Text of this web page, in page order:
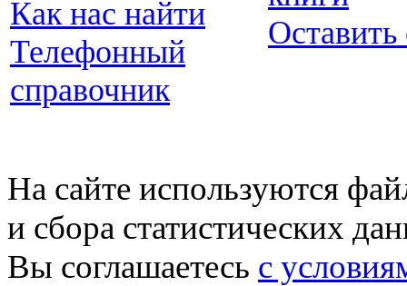
Как нас найти
Телефонный
справочник
Оставить
На сайте используются
и сбора статистических
Вы соглашаетесь с